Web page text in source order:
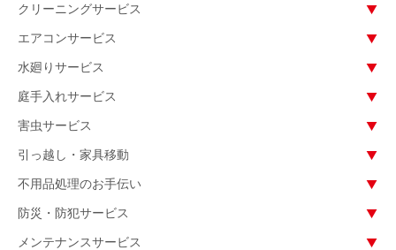
クリーニングサービス
エアコンサービス
水廻りサービス
庭手入れサービス
害虫サービス
引っ越し・家具移動
不用品処理のお手伝い
防災・防犯サービス
メンテナンスサービス